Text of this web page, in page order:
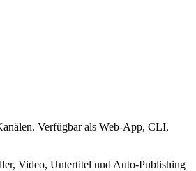
Verfügbar als Web-App, CLI,
Video, Untertitel und Auto-Publishing